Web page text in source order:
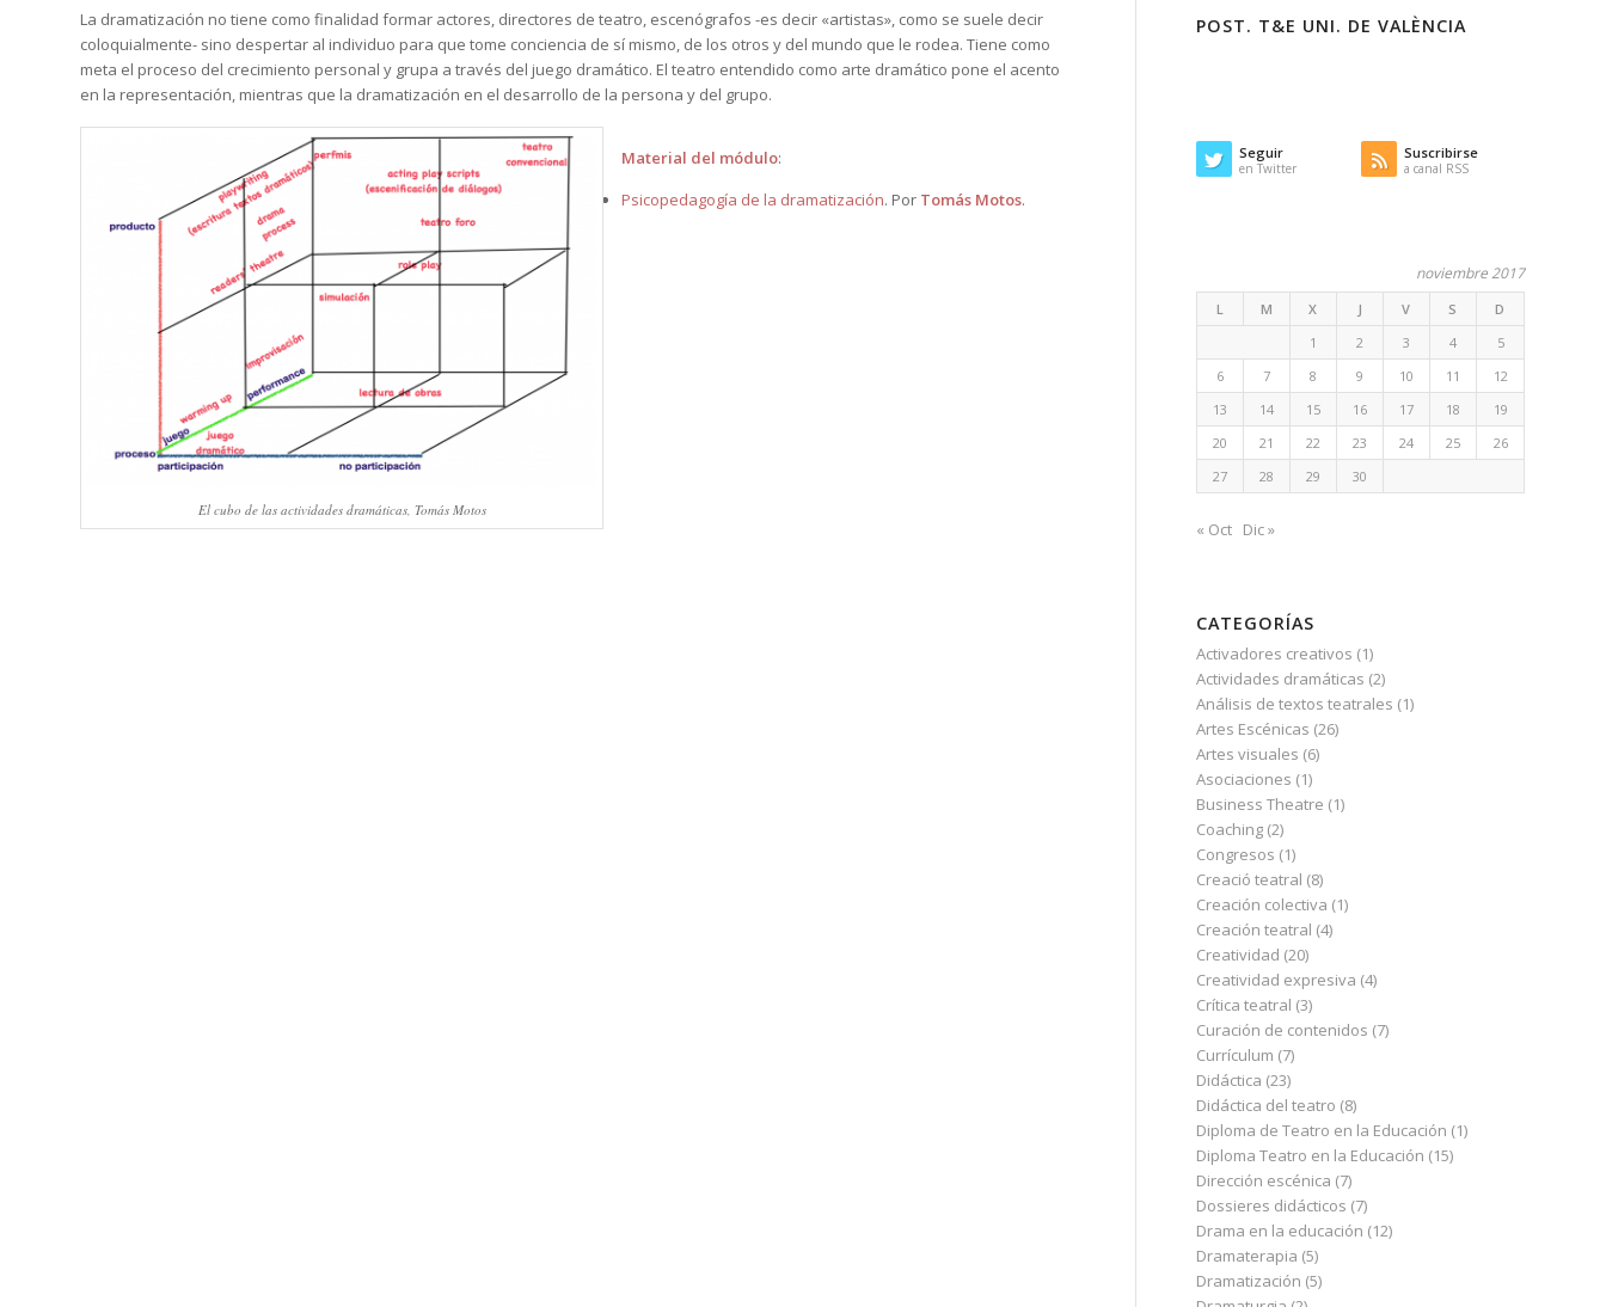
La dramatización no tiene como finalidad formar actores, directores de teatro, escenógrafos -es decir «artistas», como se suele decir
coloquialmente- sino despertar al individuo para que tome conciencia de sí mismo, de los otros y del mundo que le rodea. Tiene como
meta el proceso del crecimiento personal y grupa a través del juego dramático. El teatro entendido como arte dramático pone el acento
en la representación, mientras que la dramatización en el desarrollo de la persona y del grupo.
El cubo de las actividades dramáticas, Tomás Motos
Material del módulo:
Psicopedagogía de la dramatización. Por Tomás Motos.
POST. T&E UNI. DE VALÈNCIA
Seguir
en Twitter
Suscribirse
a canal RSS
noviembre 2017
L M X J V S
D
1
2 3 4
5
6
7 8 9 10 11
12
13
14 15 16 17 18
19
20
21 22 23 24 25
26
27
28 29 30
« Oct Dic »
CATEGORÍAS
Activadores creativos (1)
Actividades dramáticas (2)
Análisis de textos teatrales (1)
Artes Escénicas (26)
Artes visuales (6)
Asociaciones (1)
Business Theatre (1)
Coaching (2)
Congresos (1)
Creació teatral (8)
Creación colectiva (1)
Creación teatral (4)
Creatividad (20)
Creatividad expresiva (4)
Crítica teatral (3)
Curación de contenidos (7)
Currículum (7)
Didáctica (23)
Didáctica del teatro (8)
Diploma de Teatro en la Educación (1)
Diploma Teatro en la Educación (15)
Dirección escénica (7)
Dossieres didácticos (7)
Drama en la educación (12)
Dramaterapia (5)
Dramatización (5)